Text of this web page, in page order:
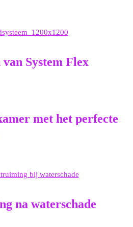
System Flex
met het perfecte
na waterschade